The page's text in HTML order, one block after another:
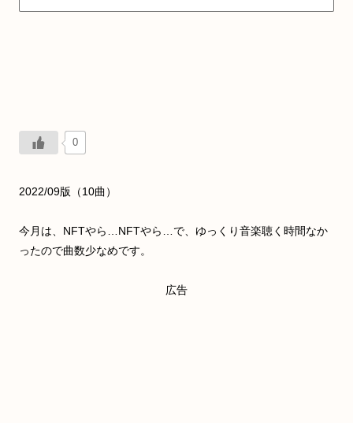
0
2022/09版（10曲）
今月は、NFTやら…NFTやら…で、ゆっくり音楽聴く時間なか
ったので曲数少なめです。
広告